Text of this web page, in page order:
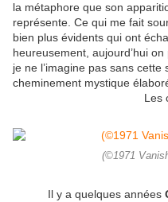
la métaphore que son
représente. Ce qui me fait
bien plus évidents qui ont
heureusement, aujourd’hui
je ne l’imagine pas sans
cheminement mystique
Les
(©1971
Il y a quelques années